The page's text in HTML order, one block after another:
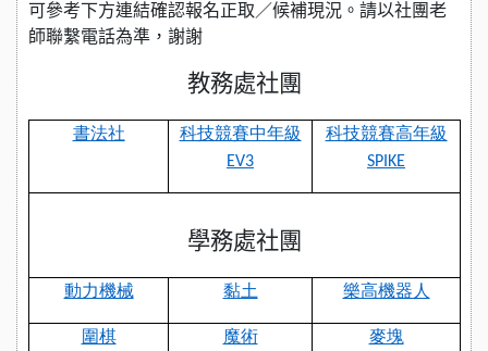
可參考下方連結確認報名正取／候補現況。請以社團老
師聯繫電話為準，謝謝
教務處社團
書法社 科技競賽中年級
EV3
科技競賽高年級
SPIKE
學務處社團
動力機械 黏土 樂高機器人
圍棋 魔術 麥塊